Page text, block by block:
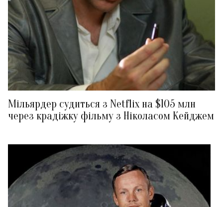
Мільярдер судиться з Netflix на $105 млн
через крадіжку фільму з Ніколасом Кейджем